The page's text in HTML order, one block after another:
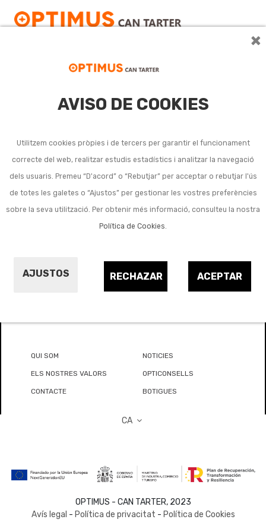
×
AVISO DE COOKIES
Utilitzem cookies pròpies i de tercers per garantir el funcionament
correcte del web, realitzar estudis estadístics i analitzar la navegació
dels usuaris. Premeu “D'acord” o “Rebutjar” per acceptar o rebutjar l'ús
de totes les galetes o “Ajustos” per gestionar les vostres preferències
sobre la seva utilització. Per obtenir més informació, consulteu la nostra
Política de Cookies
AJUSTOS ACEPTAR
RECHAZAR
per a pintar
No s'han trobat productes amb aquesta cerca.
QUI SOM NOTICIES
ELS NOSTRES VALORS OPTICONSELLS
CONTACTE BOTIGUES
CA
OPTIMUS - CAN TARTER, 2023
Avís legal - Política de privacitat - Política de Cookies